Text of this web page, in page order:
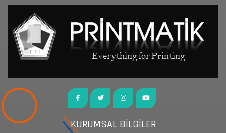
KURUMSAL BİLGİLER